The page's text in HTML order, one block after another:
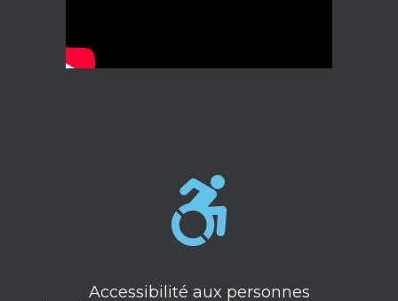
Accessibilité aux personnes